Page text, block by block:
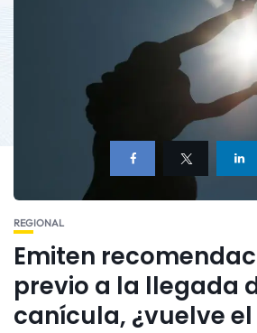
REGIONAL
Emiten
previo a la llegada
canícula, ¿vuelve